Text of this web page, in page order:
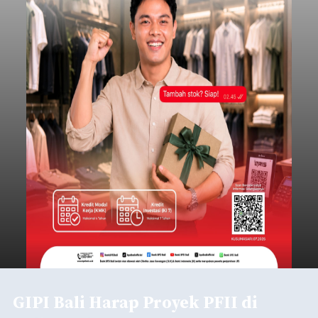
GIPI Bali Harap Proyek PFII di